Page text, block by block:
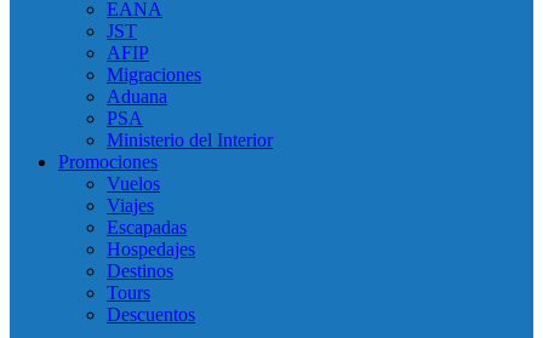
EANA
JST
AFIP
Migraciones
Aduana
PSA
Ministerio del Interior
Promociones
Vuelos
Viajes
Escapadas
Hospedajes
Destinos
Tours
Descuentos